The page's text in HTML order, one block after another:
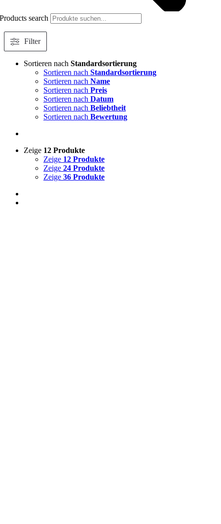
Products search
Filter
Sortieren nach Standardsortierung
Sortieren nach Standardsortierung
Sortieren nach Name
Sortieren nach Preis
Sortieren nach Datum
Sortieren nach Beliebtheit
Sortieren nach Bewertung
Zeige 12 Produkte
Zeige 12 Produkte
Zeige 24 Produkte
Zeige 36 Produkte